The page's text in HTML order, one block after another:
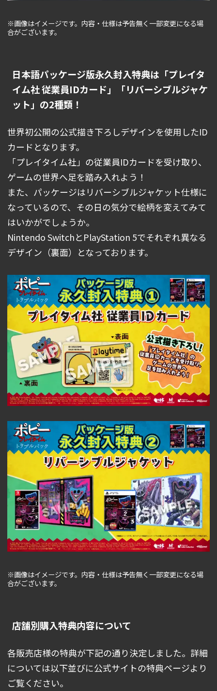
※画像はイメージです。内容・仕様は予告無く一部変更になる場
合がございます。
日本語パッケージ版永久封入特典は 「プレイタ
イム社 従業員IDカード」「リバーシブルジャケ
ット」の2種類！
世界初公開の公式描き下ろしデザインを使用したID
カードとなります。
「プレイタイム社」の従業員IDカードを受け取り、
ゲームの世界へ足を踏み入れよう！
また、パッケージはリバーシブルジャケット仕様に
なっているので、その日の気分で絵柄を変えてみて
はいかがでしょうか。
Nintendo SwitchとPlayStation 5でそれぞれ異なる
デザイン（裏面）となっております。
※画像はイメージです。内容・仕様は予告無く一部変更になる場
合がございます。
店舗別購入特典内容について
各販売店様の特典が下記の通り決定しました。詳細
については以下並びに公式サイトの特典ページより
ご覧ください。